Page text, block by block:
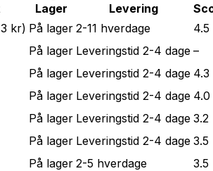
Lager Levering
kr) På lager 2-11 hverdage 4.5
På lager Leveringstid 2-4 dage –
På lager Leveringstid 2-4 dage 4.3
På lager Leveringstid 2-4 dage 4.0
På lager Leveringstid 2-4 dage 3.2
På lager Leveringstid 2-4 dage 3.5
På lager 2-5 hverdage 3.5